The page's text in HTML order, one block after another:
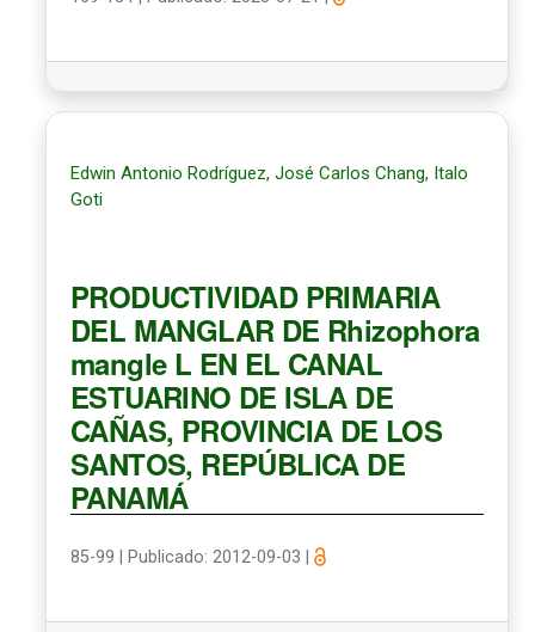
Edwin Antonio Rodríguez, José Carlos Chang, Italo
Goti
PRODUCTIVIDAD PRIMARIA
DEL MANGLAR DE Rhizophora
mangle L EN EL CANAL
ESTUARINO DE ISLA DE
CAÑAS, PROVINCIA DE LOS
SANTOS, REPÚBLICA DE
PANAMÁ
85-99 Publicado: 2012-09-03